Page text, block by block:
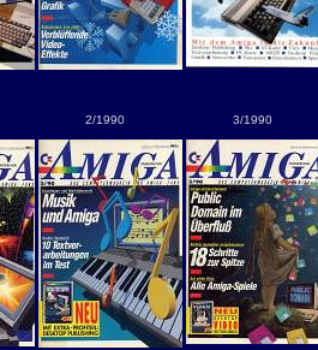
2/1990 3/1990